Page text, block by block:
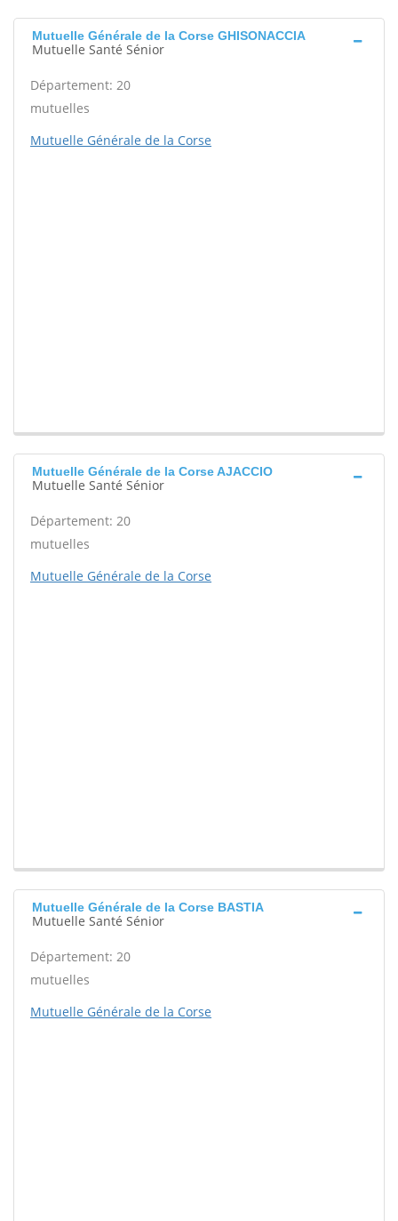
Mutuelle Générale de la Corse GHISONACCIA
Mutuelle Santé Sénior
Département: 20
mutuelles
Mutuelle Générale de la Corse
Mutuelle Générale de la Corse AJACCIO
Mutuelle Santé Sénior
Département: 20
mutuelles
Mutuelle Générale de la Corse
Mutuelle Générale de la Corse BASTIA
Mutuelle Santé Sénior
Département: 20
mutuelles
Mutuelle Générale de la Corse